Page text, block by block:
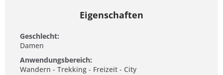
Eigenschaften
Geschlecht:
Damen
Anwendungsbereich:
Wandern - Trekking - Freizeit - City